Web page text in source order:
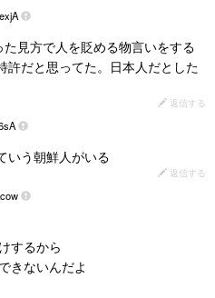
見方で人を貶める物言いをする
許だと思ってた。日本人だとした
返信する
いう朝鮮人がいる
返信する
するから
きないんだよ